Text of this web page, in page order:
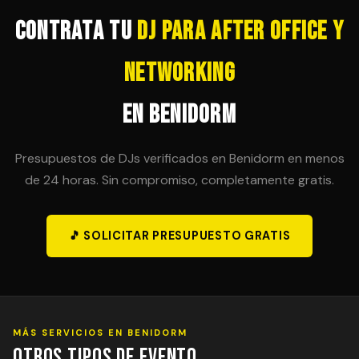
de última hora.
Contrata tu DJ para After Office y
Networking
en Benidorm
Presupuestos de DJs verificados en Benidorm en menos
de 24 horas. Sin compromiso, completamente gratis.
🎵 SOLICITAR PRESUPUESTO GRATIS
MÁS SERVICIOS EN BENIDORM